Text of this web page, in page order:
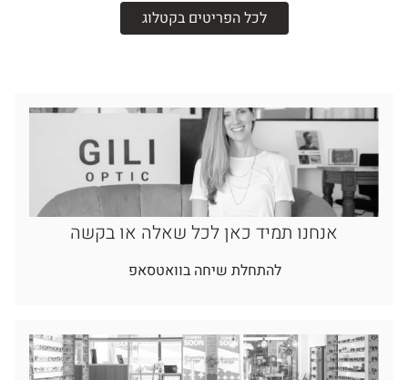
לכל הפריטים בקטלוג
אנחנו תמיד כאן לכל שאלה או בקשה
להתחלת שיחה בוואטסאפ